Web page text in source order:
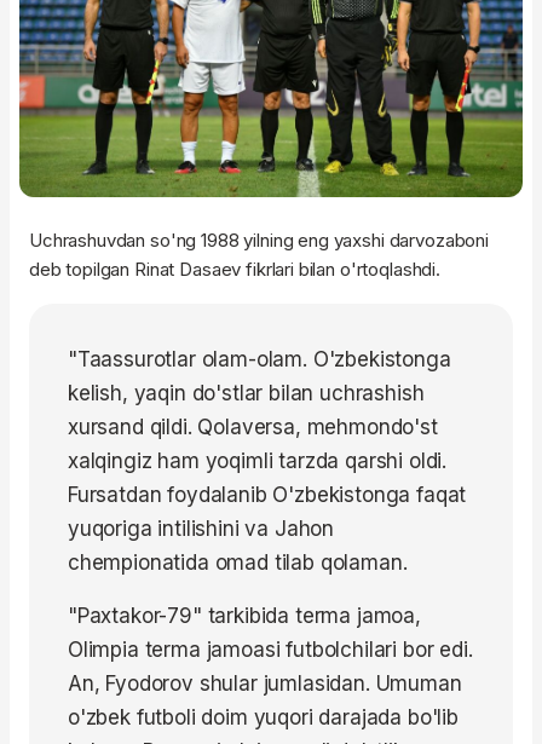
Uchrashuvdan so'ng 1988 yilning eng yaxshi darvozaboni
deb topilgan Rinat Dasaev fikrlari bilan o'rtoqlashdi.
"Taassurotlar olam-olam. O'zbekistonga
kelish, yaqin do'stlar bilan uchrashish
xursand qildi. Qolaversa, mehmondo'st
xalqingiz ham yoqimli tarzda qarshi oldi.
Fursatdan foydalanib O'zbekistonga faqat
yuqoriga intilishini va Jahon
chempionatida omad tilab qolaman.
"Paxtakor-79" tarkibida terma jamoa,
Olimpia terma jamoasi futbolchilari bor edi.
An, Fyodorov shular jumlasidan. Umuman
o'zbek futboli doim yuqori darajada bo'lib